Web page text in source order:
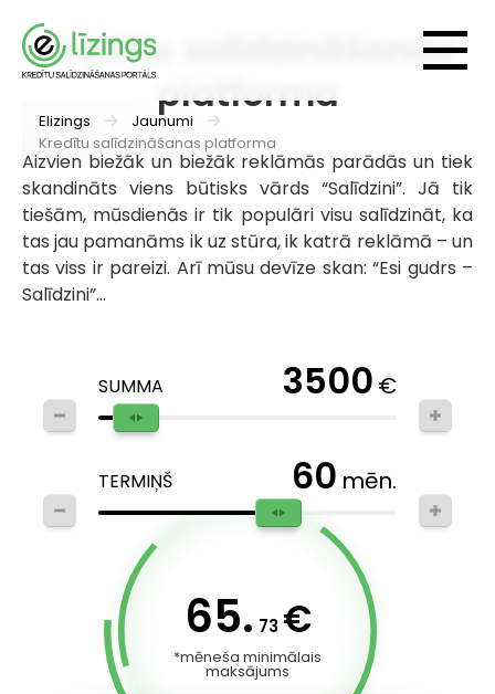
Elizings
Jaunumi
Kredītu salīdzināšanas platforma
Kredītu salīdzināšanas
platforma
Aizvien biežāk un biežāk reklāmās parādās un tiek
skandināts viens būtisks vārds “Salīdzini”. Jā tik
tiešām, mūsdienās ir tik populāri visu salīdzināt, ka
tas jau pamanāms ik uz stūra, ik katrā reklāmā – un
tas viss ir pareizi. Arī mūsu devīze skan: “Esi gudrs –
Salīdzini”...
SUMMA 3500 €
TERMIŅŠ 60 mēn.
65. 73 €
*mēneša minimālais
maksājums